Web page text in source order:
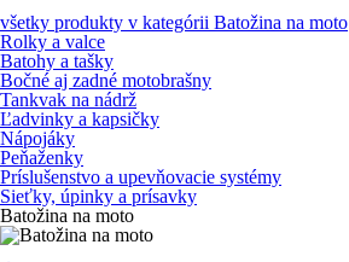
všetky produkty v kategórii Batožina na moto
Rolky a valce
Batohy a tašky
Bočné aj zadné motobrašny
Tankvak na nádrž
Ľadvinky a kapsičky
Nápojáky
Peňaženky
Príslušenstvo a upevňovacie systémy
Sieťky, úpinky a prísavky
Batožina na moto